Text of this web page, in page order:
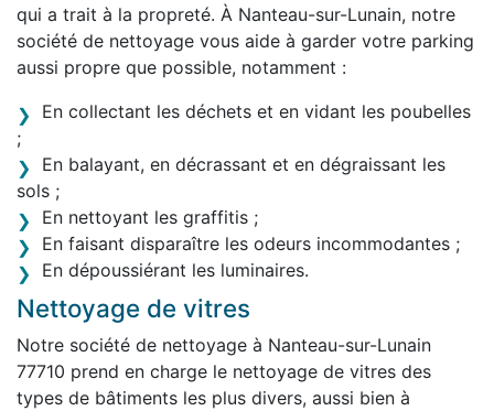
qui a trait à la propreté. À Nanteau-sur-Lunain, notre
société de nettoyage vous aide à garder votre parking
aussi propre que possible, notamment :
En collectant les déchets et en vidant les poubelles
;
En balayant, en décrassant et en dégraissant les
sols ;
En nettoyant les graffitis ;
En faisant disparaître les odeurs incommodantes ;
En dépoussiérant les luminaires.
Nettoyage de vitres
Notre société de nettoyage à Nanteau-sur-Lunain
77710 prend en charge le nettoyage de vitres des
types de bâtiments les plus divers, aussi bien à